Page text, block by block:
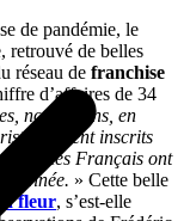
de pandémie, le
retrouvé de belles
réseau de franchise
d’affaires de 34
nous étions, en
étaient inscrits
Puis les Français ont
année. » Cette belle
fleur, s’est-elle